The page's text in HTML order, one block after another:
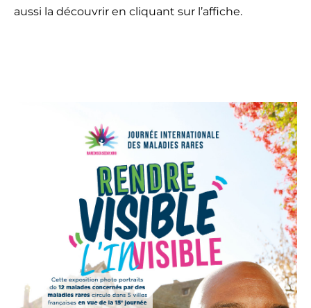
aussi la découvrir en cliquant sur l’affiche.